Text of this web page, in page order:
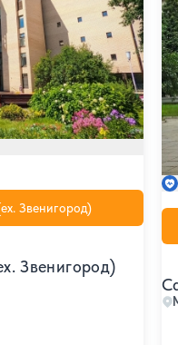
Звенигород)
Звенигород)